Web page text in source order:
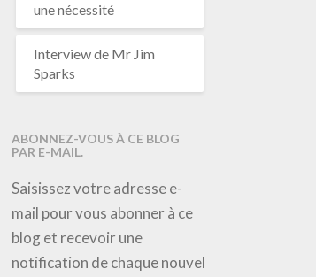
une nécessité
Interview de Mr Jim
Sparks
ABONNEZ-VOUS À CE BLOG
PAR E-MAIL.
Saisissez votre adresse e-
mail pour vous abonner à ce
blog et recevoir une
notification de chaque nouvel